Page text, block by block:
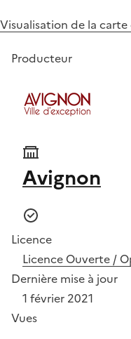
Visualisation de la
Producteur
Avignon
Licence
Licence Ouverte /
Dernière mise à jour
1 février 2021
Vues